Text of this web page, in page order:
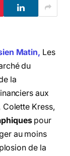
Matin, Les
du
la
aux
Kress,
pour
au moins
de la